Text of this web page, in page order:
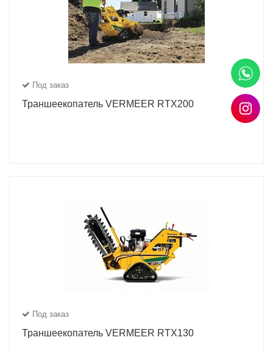
Под заказ
Траншеекопатель VERMEER RTX200
Под заказ
Траншеекопатель VERMEER RTX130